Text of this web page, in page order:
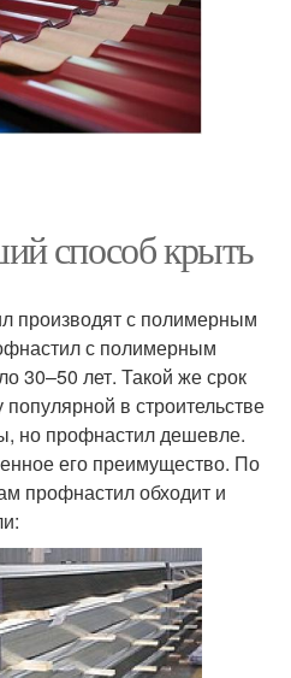
способ крыть
производят с полимерным
с полимерным
30–50 лет. Такой же срок
в строительстве
но профнастил дешевле.
его преимущество. По
профнастил обходит и